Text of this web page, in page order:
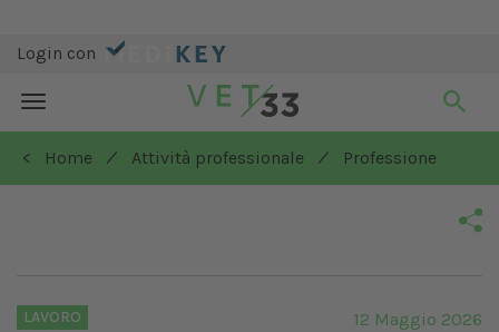
Login con
Toggle
navigation
< Home
/ Attività professionale / Professione
LAVORO 12 Maggio 2026